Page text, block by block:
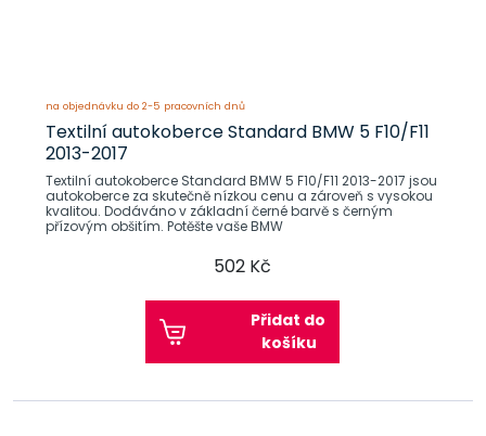
na objednávku do 2-5 pracovních dnů
Textilní autokoberce Standard BMW 5 F10/F11
2013-2017
Textilní autokoberce Standard BMW 5 F10/F11 2013-2017 jsou
autokoberce za skutečně nízkou cenu a zároveň s vysokou
kvalitou. Dodáváno v základní černé barvě s černým
přízovým obšitím. Potěšte vaše BMW
502 Kč
Přidat do
košíku